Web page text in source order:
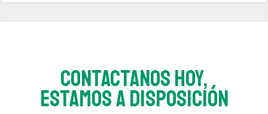
Contactanos hoy,
estamos a disposición